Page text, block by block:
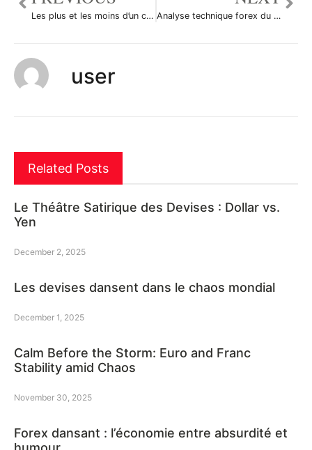
Les plus et les moins d’un compte de démo Analyse technique forex du 10/06/2014
user
Related Posts
Le Théâtre Satirique des Devises : Dollar vs.
Yen
December 2, 2025
Les devises dansent dans le chaos mondial
December 1, 2025
Calm Before the Storm: Euro and Franc
Stability amid Chaos
November 30, 2025
Forex dansant : l’économie entre absurdité et